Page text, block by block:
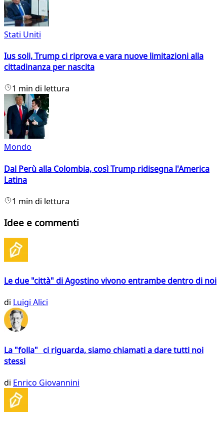
Stati Uniti
Ius soli, Trump ci riprova e vara nuove limitazioni alla
cittadinanza per nascita
1 min di lettura
Mondo
Dal Perù alla Colombia, così Trump ridisegna l'America
Latina
1 min di lettura
Idee e commenti
Le due "città" di Agostino vivono entrambe dentro di noi
di Luigi Alici
La "folla" ci riguarda, siamo chiamati a dare tutti noi
stessi
di Enrico Giovannini